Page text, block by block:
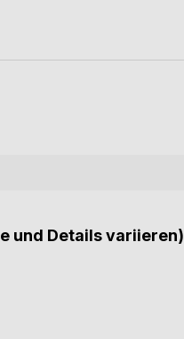
und Details variieren)